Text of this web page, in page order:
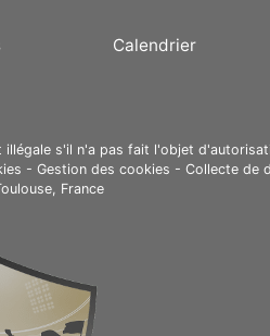
Calendrier
s'il n'a pas fait l'objet
- Gestion des cookies - Collecte de
France